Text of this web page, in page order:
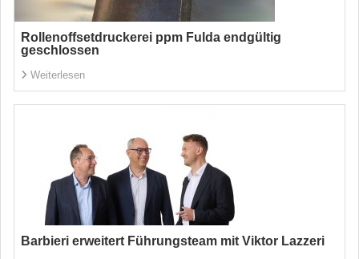
Rollenoffsetdruckerei ppm Fulda endgültig
geschlossen
Weiterlesen
Barbieri erweitert Führungsteam mit Viktor Lazzeri